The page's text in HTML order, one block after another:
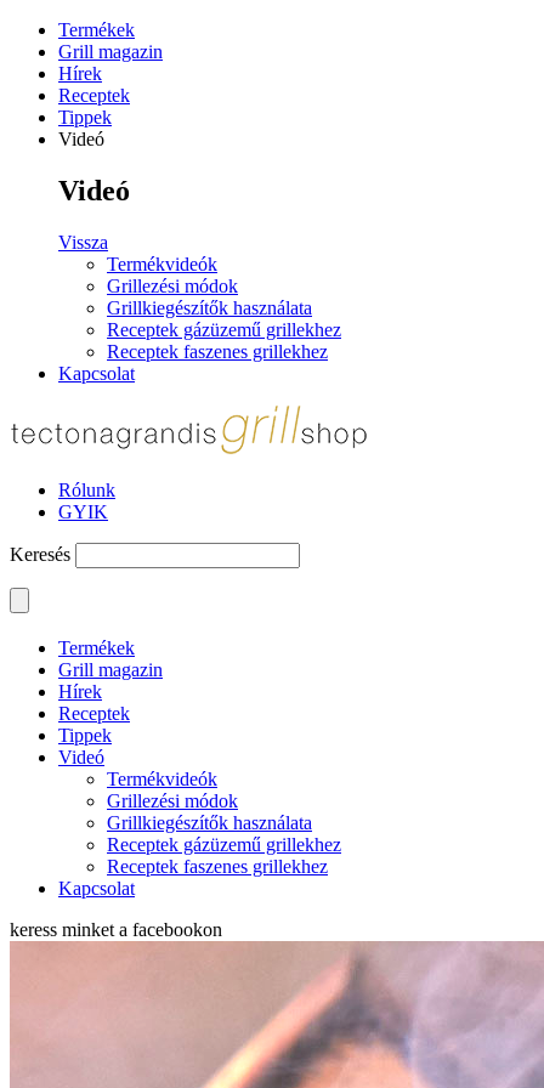
Termékek
Grill magazin
Hírek
Receptek
Tippek
Videó
Videó
Vissza
Termékvideók
Grillezési módok
Grillkiegészítők használata
Receptek gázüzemű grillekhez
Receptek faszenes grillekhez
Kapcsolat
Rólunk
GYIK
Keresés
Termékek
Grill magazin
Hírek
Receptek
Tippek
Videó
Termékvideók
Grillezési módok
Grillkiegészítők használata
Receptek gázüzemű grillekhez
Receptek faszenes grillekhez
Kapcsolat
keress minket a facebookon